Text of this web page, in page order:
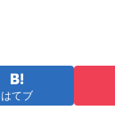
はてブ